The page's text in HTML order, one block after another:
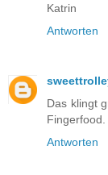
Katrin
Antworten
Das klingt
Antworten